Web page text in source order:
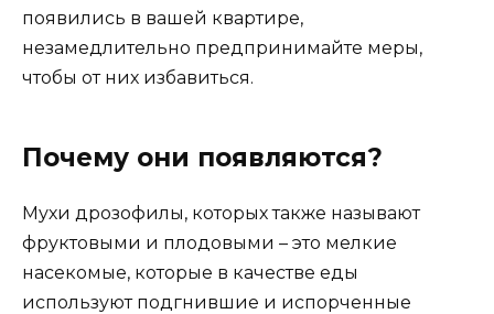
появились в вашей квартире,
незамедлительно предпринимайте меры,
чтобы от них избавиться.
Почему они появляются?
Мухи дрозофилы, которых также называют
фруктовыми и плодовыми – это мелкие
насекомые, которые в качестве еды
используют подгнившие и испорченные